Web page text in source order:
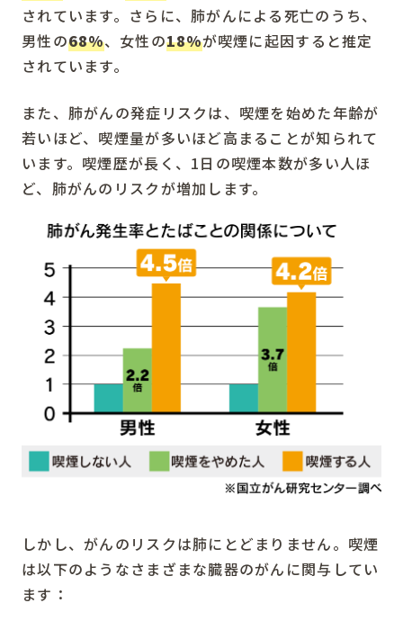
されています。さらに、肺がんによる死亡のうち、
男性の68%、女性の18%が喫煙に起因すると推定
されています。
また、肺がんの発症リスクは、喫煙を始めた年齢が
若いほど、喫煙量が多いほど高まることが知られて
います。喫煙歴が長く、1日の喫煙本数が多い人ほ
ど、肺がんのリスクが増加します。
しかし、がんのリスクは肺にとどまりません。喫煙
は以下のようなさまざまな臓器のがんに関与してい
ます：